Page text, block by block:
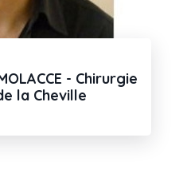
- Chirurgie
la Cheville